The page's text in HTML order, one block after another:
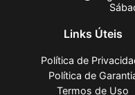
Links Úteis
Política de
Política de
Termos de Uso